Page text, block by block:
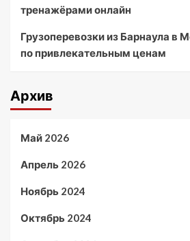
тренажёрами онлайн
Грузоперевозки из Барнаула в
по привлекательным ценам
Архив
Май 2026
Апрель 2026
Ноябрь 2024
Октябрь 2024